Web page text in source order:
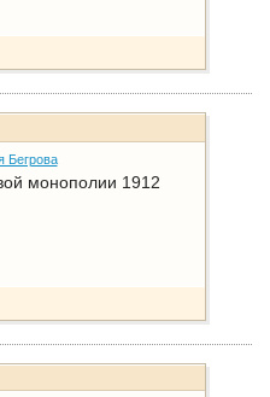
Бегрова
монополии 1912